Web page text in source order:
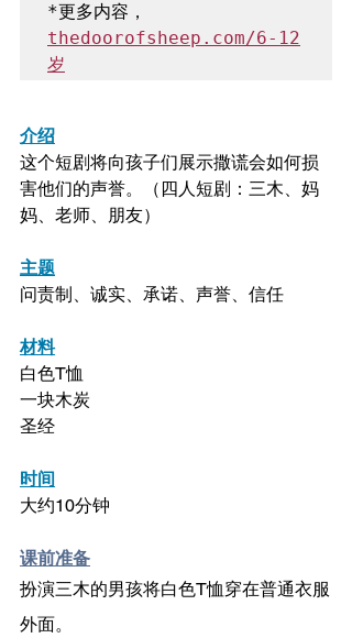
*更多内容，
thedoorofsheep.com/6-12
岁
介绍
这个短剧将向孩子们展示撒谎会如何损
害他们的声誉。（四人短剧：三木、妈
妈、老师、朋友）
主题
问责制、诚实、承诺、声誉、信任
材料
白色T恤
一块木炭
圣经
时间
大约10分钟
课前准备
扮演三木的男孩将白色T恤穿在普通衣服
外面。